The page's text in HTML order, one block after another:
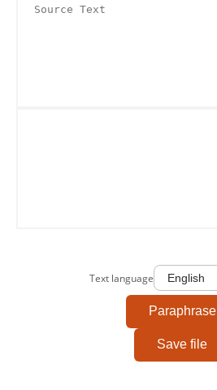
Text language
Paraphrase
Save file